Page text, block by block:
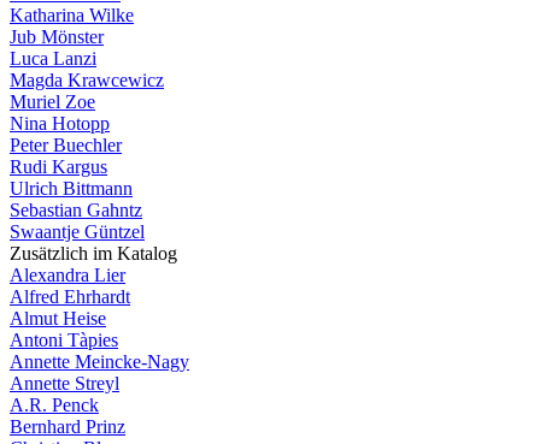
Katharina Wilke
Jub Mönster
Luca Lanzi
Magda Krawcewicz
Muriel Zoe
Nina Hotopp
Peter Buechler
Rudi Kargus
Ulrich Bittmann
Sebastian Gahntz
Swaantje Güntzel
Zusätzlich im Katalog
Alexandra Lier
Alfred Ehrhardt
Almut Heise
Antoni Tàpies
Annette Meincke-Nagy
Annette Streyl
A.R. Penck
Bernhard Prinz